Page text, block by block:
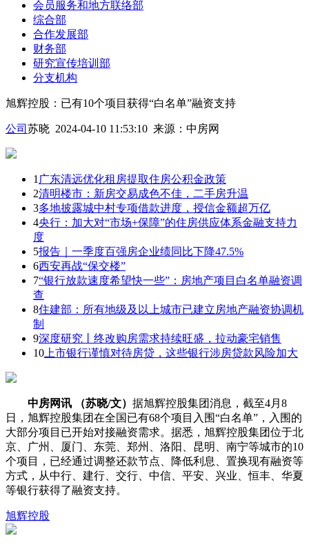
会员服务和地方联络部
综合部
合作发展部
财务部
研究宣传培训部
分支机构
旭辉控股：已有10个项目获得“白名单”融资支持
公司 苏晓 2024-04-10 11:53:10 来源： 中房网
1 广东清远优化租房提取住房公积金政策
2清明楼市：新房交易成色不佳，二手房升温
3多地披露城中村专项借款进度，授信金额超万亿
4央行：加大对“市场+保障”的住房供应体系金融支持力
度
5报告｜一季度百强房企业绩同比下降47.5%
6西安再战“保交楼”
7“银行放款速度希望快一些”：房地产项目白名单融资调
查
8住建部：所有地级及以上城市已建立房地产融资协调机
制
9深度研究丨终改购房需求持续旺盛，拉动豪宅销售
10 上市银行谨慎对待房贷，这些银行涉房贷款风险加大
中房网讯 （苏晓/文） 据旭辉控股集团消息，截至4月8
日， 旭辉控股集团在全国已有68个项目入围“白名单”，入围的
大部分项目已开始对接融资需求。据悉，旭辉控股集团位于北
京、广州、厦门、东莞、郑州、洛阳、昆明、南宁等城市的10
个项目，已经通过调整还款节点、降低利息、置换现有融资等
方式，从中行、建行、交行、中信、平安、兴业、恒丰、华夏
等银行获得了融资支持。
旭辉控股